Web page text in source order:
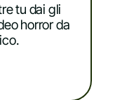
tu dai gli
horror da